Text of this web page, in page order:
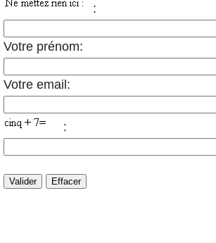
:
Votre prénom:
Votre email:
: